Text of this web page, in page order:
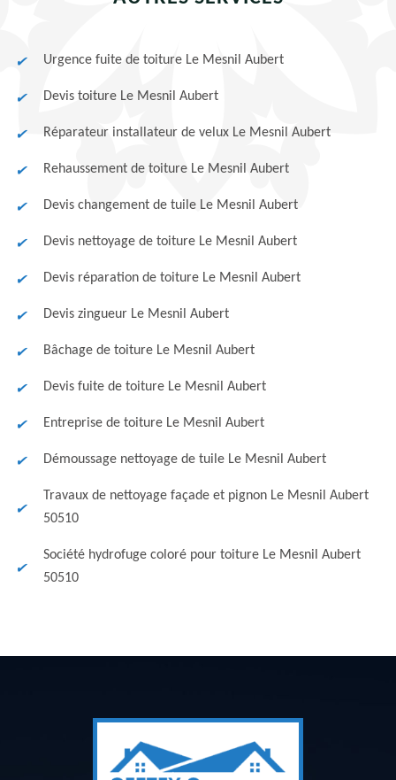
Urgence fuite de toiture Le Mesnil Aubert
Devis toiture Le Mesnil Aubert
Réparateur installateur de velux Le Mesnil Aubert
Rehaussement de toiture Le Mesnil Aubert
Devis changement de tuile Le Mesnil Aubert
Devis nettoyage de toiture Le Mesnil Aubert
Devis réparation de toiture Le Mesnil Aubert
Devis zingueur Le Mesnil Aubert
Bâchage de toiture Le Mesnil Aubert
Devis fuite de toiture Le Mesnil Aubert
Entreprise de toiture Le Mesnil Aubert
Démoussage nettoyage de tuile Le Mesnil Aubert
Travaux de nettoyage façade et pignon Le Mesnil Aubert
50510
Société hydrofuge coloré pour toiture Le Mesnil Aubert
50510